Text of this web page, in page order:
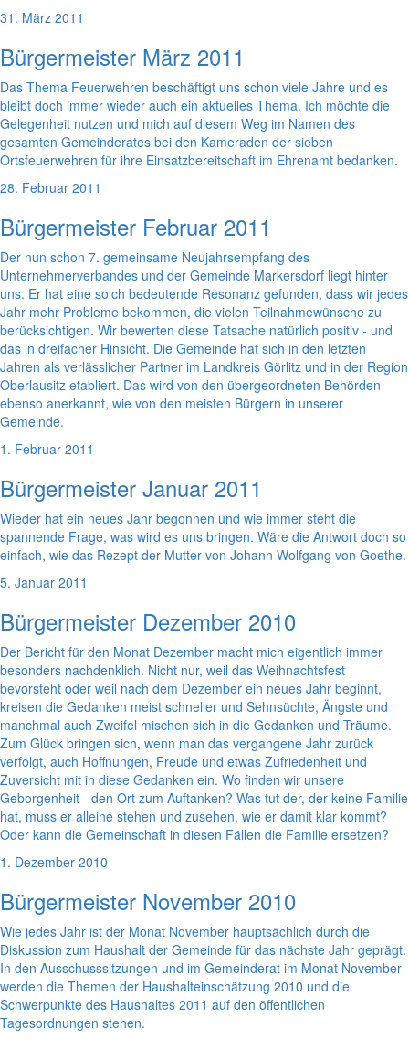
31. März 2011
Bürgermeister März 2011
Das Thema Feuerwehren beschäftigt uns schon viele Jahre und es
bleibt doch immer wieder auch ein aktuelles Thema. Ich möchte die
Gelegenheit nutzen und mich auf diesem Weg im Namen des
gesamten Gemeinderates bei den Kameraden der sieben
Ortsfeuerwehren für ihre Einsatzbereitschaft im Ehrenamt bedanken.
28. Februar 2011
Bürgermeister Februar 2011
Der nun schon 7. gemeinsame Neujahrsempfang des
Unternehmerverbandes und der Gemeinde Markersdorf liegt hinter
uns. Er hat eine solch bedeutende Resonanz gefunden, dass wir jedes
Jahr mehr Probleme bekommen, die vielen Teilnahmewünsche zu
berücksichtigen. Wir bewerten diese Tatsache natürlich positiv - und
das in dreifacher Hinsicht. Die Gemeinde hat sich in den letzten
Jahren als verlässlicher Partner im Landkreis Görlitz und in der Region
Oberlausitz etabliert. Das wird von den übergeordneten Behörden
ebenso anerkannt, wie von den meisten Bürgern in unserer
Gemeinde.
1. Februar 2011
Bürgermeister Januar 2011
Wieder hat ein neues Jahr begonnen und wie immer steht die
spannende Frage, was wird es uns bringen. Wäre die Antwort doch so
einfach, wie das Rezept der Mutter von Johann Wolfgang von Goethe.
5. Januar 2011
Bürgermeister Dezember 2010
Der Bericht für den Monat Dezember macht mich eigentlich immer
besonders nachdenklich. Nicht nur, weil das Weihnachtsfest
bevorsteht oder weil nach dem Dezember ein neues Jahr beginnt,
kreisen die Gedanken meist schneller und Sehnsüchte, Ängste und
manchmal auch Zweifel mischen sich in die Gedanken und Träume.
Zum Glück bringen sich, wenn man das vergangene Jahr zurück
verfolgt, auch Hoffnungen, Freude und etwas Zufriedenheit und
Zuversicht mit in diese Gedanken ein. Wo finden wir unsere
Geborgenheit - den Ort zum Auftanken? Was tut der, der keine Familie
hat, muss er alleine stehen und zusehen, wie er damit klar kommt?
Oder kann die Gemeinschaft in diesen Fällen die Familie ersetzen?
1. Dezember 2010
Bürgermeister November 2010
Wie jedes Jahr ist der Monat November hauptsächlich durch die
Diskussion zum Haushalt der Gemeinde für das nächste Jahr geprägt.
In den Ausschusssitzungen und im Gemeinderat im Monat November
werden die Themen der Haushalteinschätzung 2010 und die
Schwerpunkte des Haushaltes 2011 auf den öffentlichen
Tagesordnungen stehen.